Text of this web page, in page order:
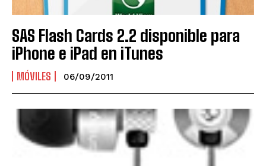
SAS Flash Cards 2.2 disponible para
iPhone e iPad en iTunes
MÓVILES 06/09/2011